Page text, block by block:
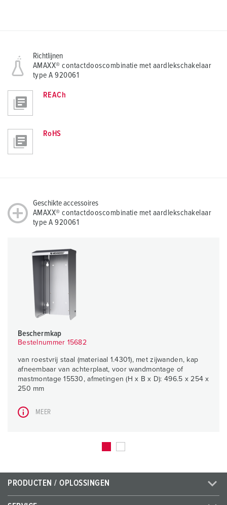
Richtlijnen
AMAXX® contactdooscombinatie met aardlekschakelaar
type A 920061
REACh
RoHS
Geschikte accessoires
AMAXX® contactdooscombinatie met aardlekschakelaar
type A 920061
Beschermkap
Bestelnummer 15682
van roestvrij staal (materiaal 1.4301), met zijwanden, kap
afneembaar van achterplaat, voor wandmontage of
mastmontage 15530, afmetingen (H x B x D): 496.5 x 254 x
250 mm
MEER
PRODUCTEN / OPLOSSINGEN